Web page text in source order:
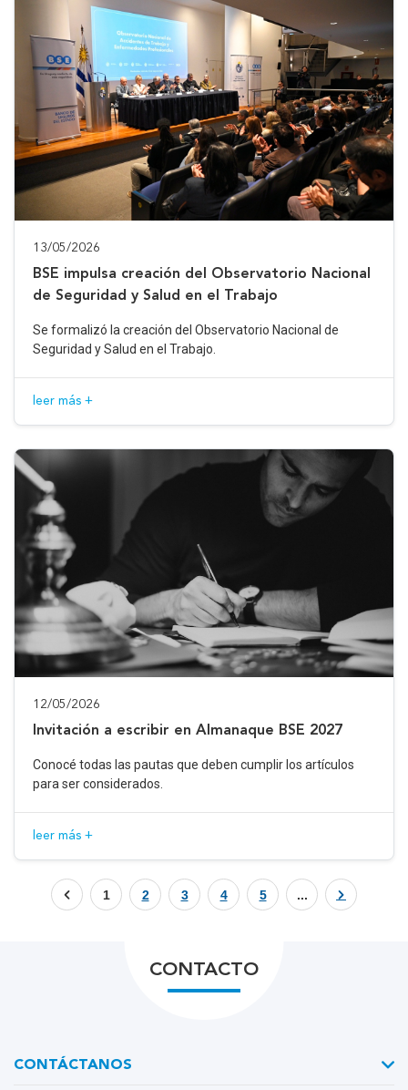
13/05/2026
BSE impulsa creación del Observatorio Nacional
de Seguridad y Salud en el Trabajo
Se formalizó la creación del Observatorio Nacional de
Seguridad y Salud en el Trabajo.
leer más +
12/05/2026
Invitación a escribir en Almanaque BSE 2027
Conocé todas las pautas que deben cumplir los artículos
para ser considerados.
leer más +
1 2 3 4 5 ...
CONTACTO
CONTÁCTANOS